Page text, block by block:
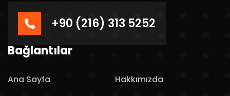
+90 (216) 313 5252
Bağlantılar
Ana Sayfa
Hakkımızda